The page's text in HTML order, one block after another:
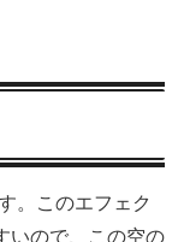
。このエフェク
いので、この空の